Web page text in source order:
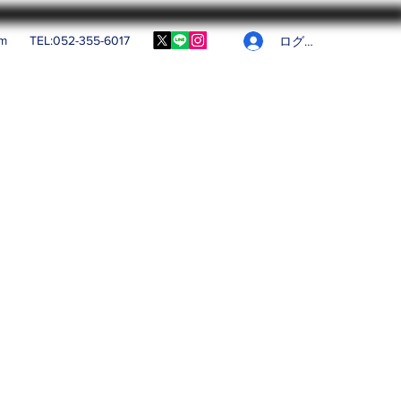
TEL:052-355-6017 ログイン